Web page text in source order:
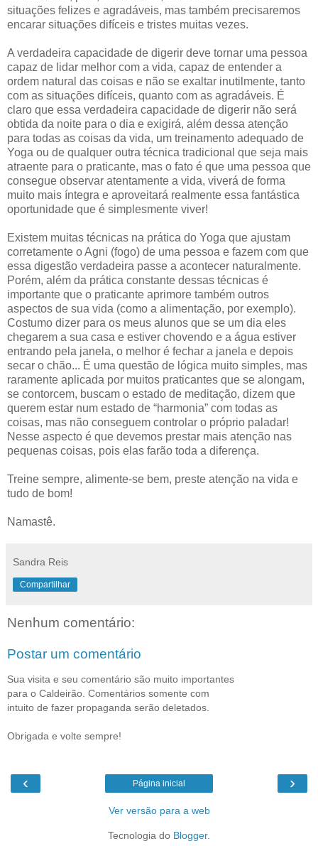
situações felizes e agradáveis, mas também precisaremos
encarar situações difíceis e tristes muitas vezes.
A verdadeira capacidade de digerir deve tornar uma pessoa
capaz de lidar melhor com a vida, capaz de entender a
ordem natural das coisas e não se exaltar inutilmente, tanto
com as situações difíceis, quanto com as agradáveis. É
claro que essa verdadeira capacidade de digerir não será
obtida da noite para o dia e exigirá, além dessa atenção
para todas as coisas da vida, um treinamento adequado de
Yoga ou de qualquer outra técnica tradicional que seja mais
atraente para o praticante, mas o fato é que uma pessoa que
consegue observar atentamente a vida, viverá de forma
muito mais íntegra e aproveitará realmente essa fantástica
oportunidade que é simplesmente viver!
Existem muitas técnicas na prática do Yoga que ajustam
corretamente o Agni (fogo) de uma pessoa e fazem com que
essa digestão verdadeira passe a acontecer naturalmente.
Porém, além da prática constante dessas técnicas é
importante que o praticante aprimore também outros
aspectos de sua vida (como a alimentação, por exemplo).
Costumo dizer para os meus alunos que se um dia eles
chegarem a sua casa e estiver chovendo e a água estiver
entrando pela janela, o melhor é fechar a janela e depois
secar o chão... É uma questão de lógica muito simples, mas
raramente aplicada por muitos praticantes que se alongam,
se contorcem, buscam o estado de meditação, dizem que
querem estar num estado de “harmonia” com todas as
coisas, mas não conseguem controlar o próprio paladar!
Nesse aspecto é que devemos prestar mais atenção nas
pequenas coisas, pois elas farão toda a diferença.
Treine sempre, alimente-se bem, preste atenção na vida e
tudo de bom!
Namastê.
Sandra Reis
Compartilhar
Nenhum comentário:
Postar um comentário
Sua visita e seu comentário são muito importantes
para o Caldeirão. Comentários somente com
intuito de fazer propaganda serão deletados.
Obrigada e volte sempre!
‹ ›
Página inicial
Ver versão para a web
Tecnologia do Blogger.